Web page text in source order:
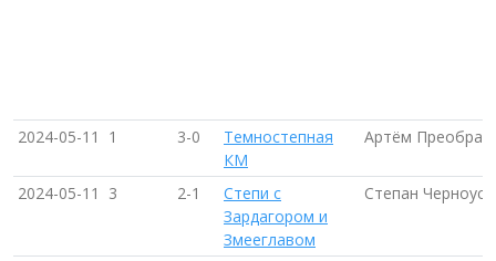
2024-05-11 1 3-0
Темностепная
КМ
Артём
2024-05-11 3 2-1
Степи с
Зардагором и
Змееглавом
Степан